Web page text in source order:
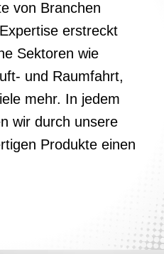
von Branchen
erstreckt
Sektoren wie
und Raumfahrt,
mehr. In jedem
wir durch unsere
Produkte einen